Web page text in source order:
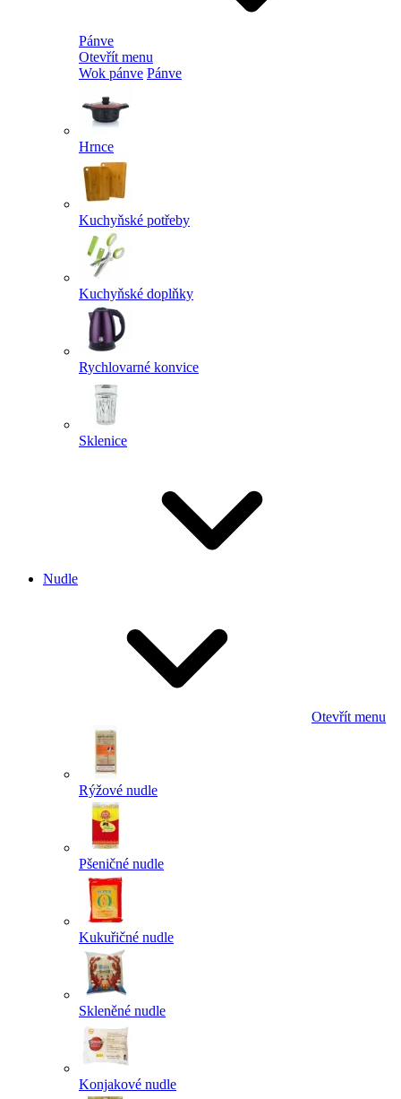
Pánve
Otevřít menu
Wok pánve Pánve
Hrnce
Kuchyňské potřeby
Kuchyňské doplňky
Rychlovarné konvice
Sklenice
Nudle
Otevřít menu
Rýžové nudle
Pšeničné nudle
Kukuřičné nudle
Skleněné nudle
Konjakové nudle